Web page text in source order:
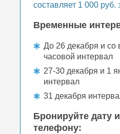
составляет 1 000 руб.
Временные
До 26 декабря и со
часовой интервал
27-30 декабря и 1
интервал
31 декабря
Бронируйте дату
телефону: